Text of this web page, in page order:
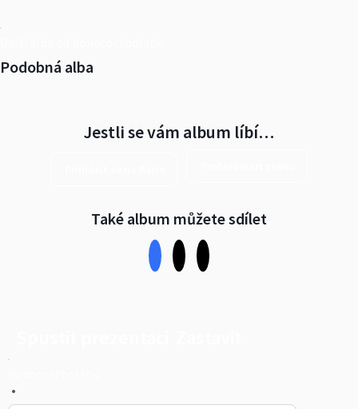
Podobná alba
Jestli se vám album líbí…
Také album můžete sdílet
•